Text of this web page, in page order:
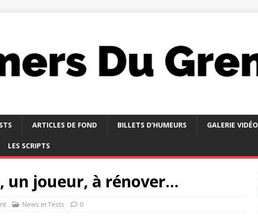
ARTICLES DE FOND BILLETS D’HUMEURS GALERIE VIDÉO
LES SCRIPTS
un joueur, à rénover…
News et Tests 0